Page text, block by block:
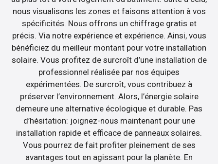
nous visualisons les zones et faisons attention à vos
spécificités. Nous offrons un chiffrage gratis et
précis. Via notre expérience et expérience. Ainsi, vous
bénéficiez du meilleur montant pour votre installation
solaire. Vous profitez de surcroît d’une installation de
professionnel réalisée par nos équipes
expérimentées. De surcroît, vous contribuez à
préserver l’environnement. Alors, l’énergie solaire
demeure une alternative écologique et durable. Pas
d’hésitation: joignez-nous maintenant pour une
installation rapide et efficace de panneaux solaires.
Vous pourrez de fait profiter pleinement de ses
avantages tout en agissant pour la planète. En